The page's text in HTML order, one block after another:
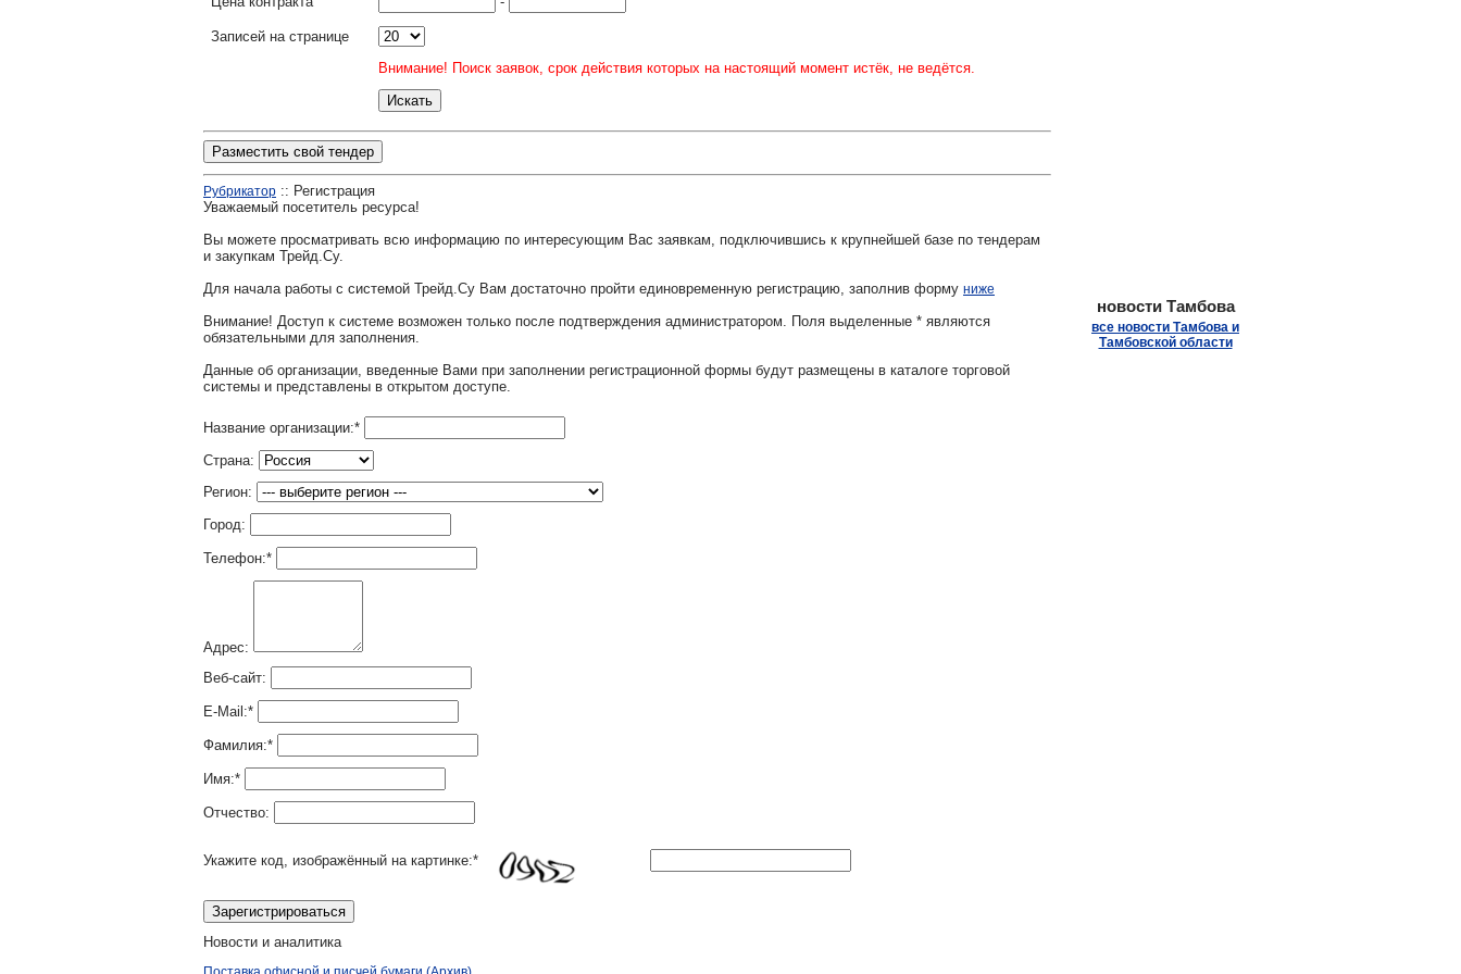
Записей на странице
Внимание! Поиск заявок, срок действия которых на настоящий момент истёк, не ведётся.
Разместить свой тендер
Рубрикатор :: Регистрация
Уважаемый посетитель ресурса!
Вы можете просматривать всю информацию по интересующим Вас заявкам, подключившись к крупнейшей базе по тендерам
и закупкам Трейд.Су.
Для начала работы с системой Трейд.Су Вам достаточно пройти единовременную регистрацию, заполнив форму ниже
Внимание! Доступ к системе возможен только после подтверждения администратором. Поля выделенные * являются
обязательными для заполнения.
Данные об организации, введенные Вами при заполнении регистрационной формы будут размещены в каталоге торговой
системы и представлены в открытом доступе.
Название организации:*
Страна:
Регион:
Город:
Телефон:*
Адрес:
Веб-сайт:
E-Mail:*
Фамилия:*
Имя:*
Отчество:
Укажите код, изображённый на картинке:*
Новости и аналитика
новости Тамбова
все новости Тамбова и
Тамбовской области